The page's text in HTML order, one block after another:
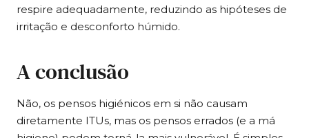
respire adequadamente, reduzindo as hipóteses de
irritação e desconforto húmido.
A conclusão
Não, os pensos higiénicos em si não causam
diretamente ITUs, mas os pensos errados (e a má